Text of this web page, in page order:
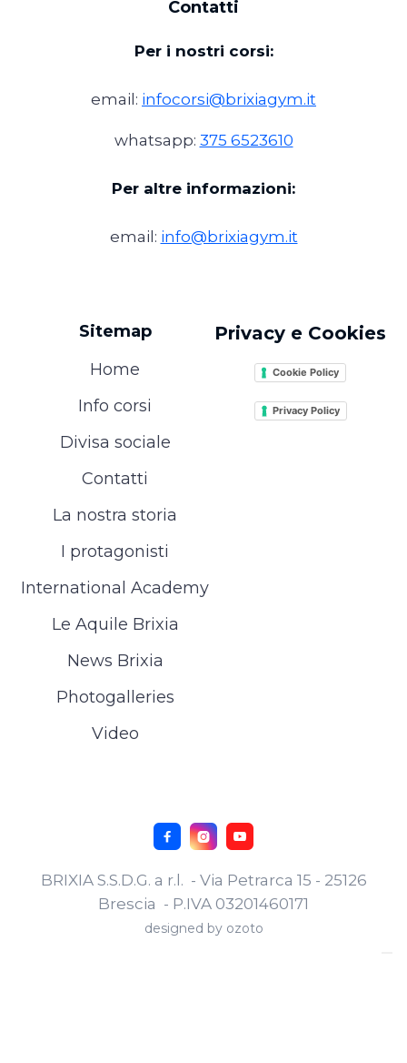
Contatti
Per i nostri corsi:
email: infocorsi@brixiagym.it
whatsapp: 375 6523610
Per altre informazioni:
email: info@brixiagym.it
Sitemap
Home
Info corsi
Divisa sociale
Contatti
La nostra storia
I protagonisti
International Academy
Le Aquile Brixia
News Brixia
Photogalleries
Video
Privacy e Cookies
Cookie Policy
Privacy Policy
BRIXIA S.S.D.G. a r.l. - Via Petrarca 15 - 25126
Brescia - P.IVA 03201460171
designed by ozoto
  